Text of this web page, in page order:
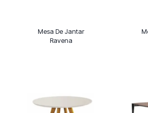
Mesa De Jantar
Ravena